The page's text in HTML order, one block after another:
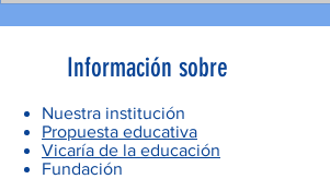
Información sobre
Nuestra institución
Propuesta educativa
Vicaría de la educación
Fundación